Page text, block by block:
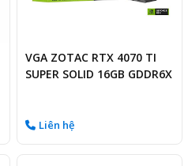
VGA ZOTAC RTX 4070 TI
SUPER SOLID 16GB GDDR6X
Liên hệ